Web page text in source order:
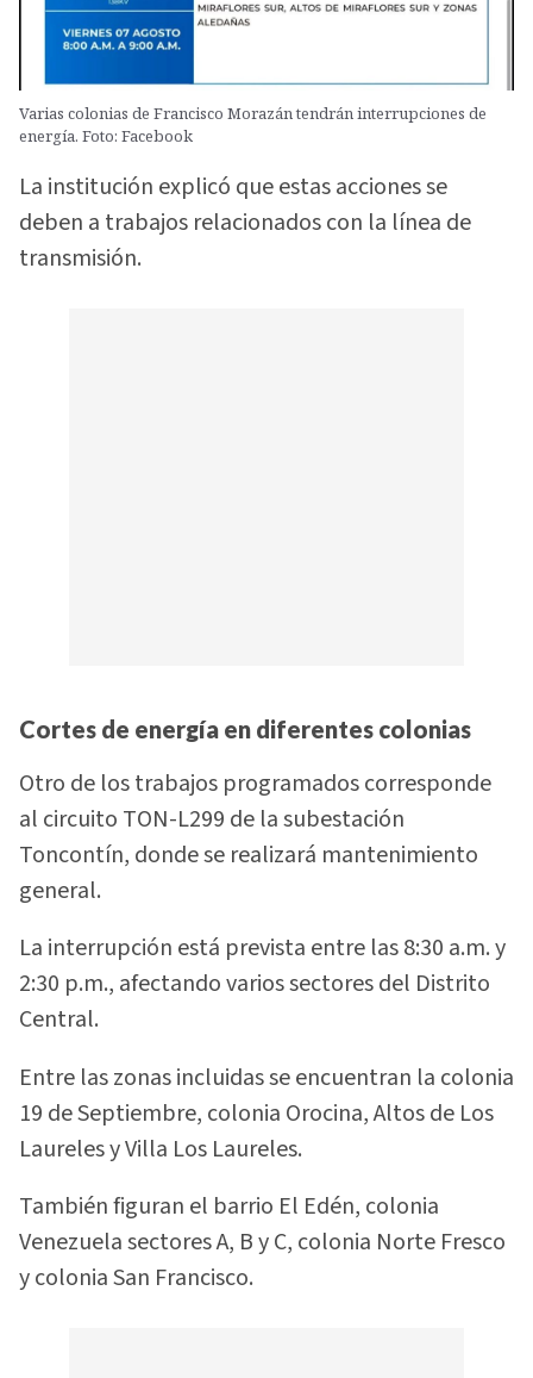
Varias colonias de Francisco Morazán tendrán interrupciones de
energía. Foto: Facebook
La institución explicó que estas acciones se
deben a trabajos relacionados con la línea de
transmisión.
Cortes de energía en diferentes colonias
Otro de los trabajos programados corresponde
al circuito TON-L299 de la subestación
Toncontín, donde se realizará mantenimiento
general.
La interrupción está prevista entre las 8:30 a.m. y
2:30 p.m., afectando varios sectores del Distrito
Central.
Entre las zonas incluidas se encuentran la colonia
19 de Septiembre, colonia Orocina, Altos de Los
Laureles y Villa Los Laureles.
También figuran el barrio El Edén, colonia
Venezuela sectores A, B y C, colonia Norte Fresco
y colonia San Francisco.